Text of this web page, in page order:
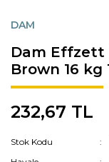
DAM
Dam Effzett
Brown 16 kg
232,67 TL
Stok Kodu